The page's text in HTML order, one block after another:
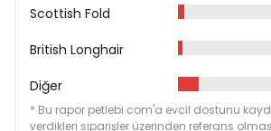
Protein %6
Kül %3
Nem %84
Besin Katkı Maddeleri
Scottish Fold
British Longhair
Diğer
* Bu rapor petlebi.com'a evcil dostunu
verdikleri siparişler üzerinden referans